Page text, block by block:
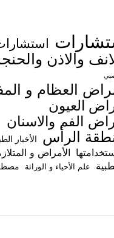
والاذن
العظام و
العيون
الفم والاسنان
الرأس الأخبار
الأمراض و
علم الأحياء و الوراثة